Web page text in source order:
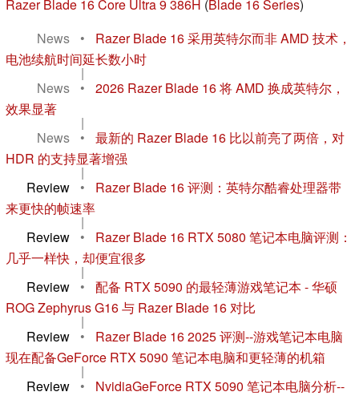
Razer Blade 16 Core Ultra 9 386H (Blade 16 Series)
News
•
Razer Blade 16 采用英特尔而非 AMD 技术，
电池续航时间延长数小时
|
News
•
2026 Razer Blade 16 将 AMD 换成英特尔，
效果显著
|
News
•
最新的 Razer Blade 16 比以前亮了两倍，对
HDR 的支持显著增强
|
Review
•
Razer Blade 16 评测：英特尔酷睿处理器带
来更快的帧速率
|
Review
•
Razer Blade 16 RTX 5080 笔记本电脑评测：
几乎一样快，却便宜很多
|
Review
•
配备 RTX 5090 的最轻薄游戏笔记本 - 华硕
ROG Zephyrus G16 与 Razer Blade 16 对比
|
Review
•
Razer Blade 16 2025 评测--游戏笔记本电脑
现在配备GeForce RTX 5090 笔记本电脑和更轻薄的机箱
|
Review
•
NvidiaGeForce RTX 5090 笔记本电脑分析--